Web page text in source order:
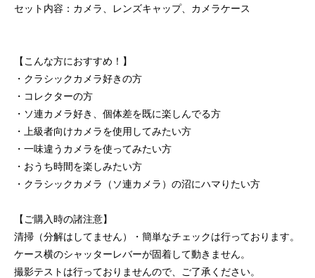
セット内容：カメラ、レンズキャップ、カメラケース
【こんな方におすすめ！】
・クラシックカメラ好きの方
・コレクターの方
・ソ連カメラ好き、個体差を既に楽しんでる方
・上級者向けカメラを使用してみたい方
・一味違うカメラを使ってみたい方
・おうち時間を楽しみたい方
・クラシックカメラ（ソ連カメラ）の沼にハマりたい方
【ご購入時の諸注意】
清掃（分解はしてません）・簡単なチェックは行っております。
ケース横のシャッターレバーが固着して動きません。
撮影テストは行っておりませんので、ご了承ください。